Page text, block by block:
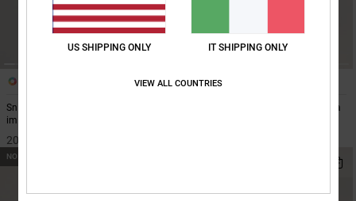
Snow Chief 10K Giacca da snow
imbottita Marrone
200,00 €
4
Trackstar 10K Pantaloni tecnici da
NOVITÀ
US SHIPPING ONLY IT SHIPPING ONLY
VIEW ALL COUNTRIES